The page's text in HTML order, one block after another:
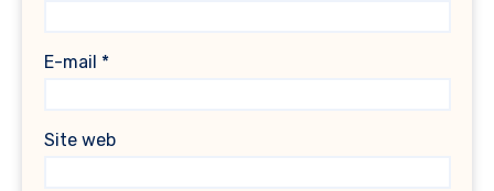
E-mail *
Site web